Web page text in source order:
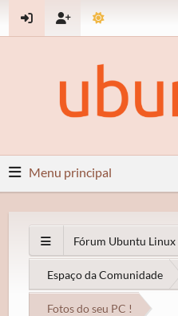
Menu principal
Fórum Ubuntu Linux
Espaço da Comunidade
Fotos do seu PC !